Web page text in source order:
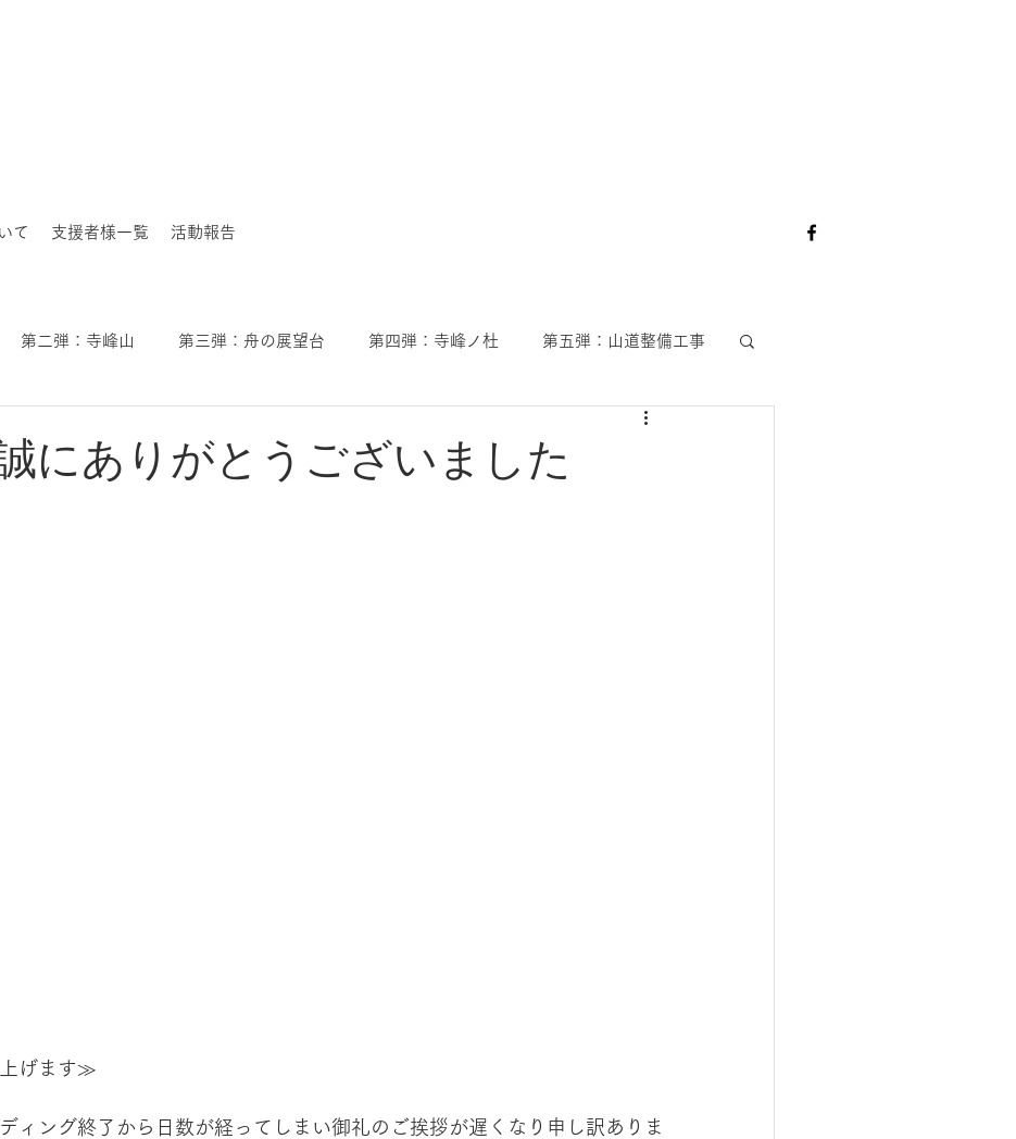
て 支援者様一覧 活動報告
第二弾：寺峰山 第三弾：舟の展望台 第四弾：寺峰ノ杜 第五弾：山道整備工事
にありがとうございました
げます≫
ィング終了から日数が経ってしまい御礼のご挨拶が遅くなり申し訳ありま